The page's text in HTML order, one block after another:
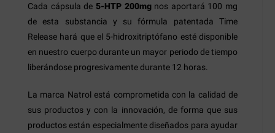
Cada cápsula de 5-HTP 200mgnos aportará 100 mg
de esta substancia y su fórmula patentada Time
Release hará que el 5-hidroxitriptófano esté disponible
en nuestro cuerpo durante un mayor periodo de tiempo
liberándose progresivamente durante 12 horas.
La marca Natrol está comprometida con la calidad de
sus productos y con la innovación, de forma que sus
productos están especialmente diseñados para ayudar